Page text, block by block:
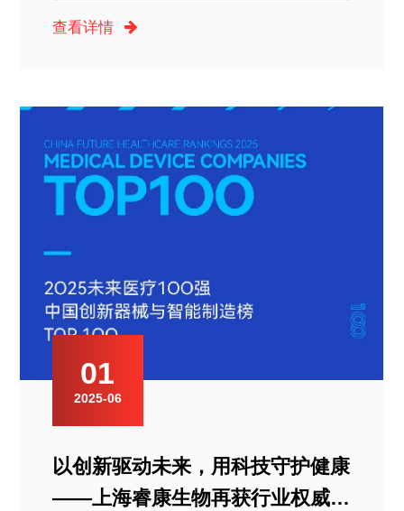
查看详情
01
2025-06
以创新驱动未来，用科技守护健康
——上海睿康生物再获行业权威认